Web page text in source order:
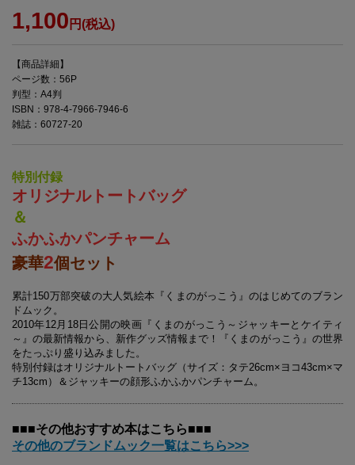
1,100 円(税込)
【商品詳細】
ページ数：56P
判型：A4判
ISBN：978-4-7966-7946-6
雑誌：60727-20
特別付録
オリジナルトートバッグ
＆
ふかふかパンチャーム
豪華2個セット
累計150万部突破の大人気絵本『くまのがっこう』のはじめてのブラン
ドムック。
2010年12月18日公開の映画『くまのがっこう～ジャッキーとケイティ
～』の最新情報から、新作グッズ情報まで！『くまのがっこう』の世界
をたっぷり盛り込みました。
特別付録はオリジナルトートバッグ（サイズ：タテ26cm×ヨコ43cm×マ
チ13cm）＆ジャッキーの顔形ふかふかパンチャーム。
■■■その他おすすめ本はこちら■■■
その他のブランドムック一覧はこちら>>>